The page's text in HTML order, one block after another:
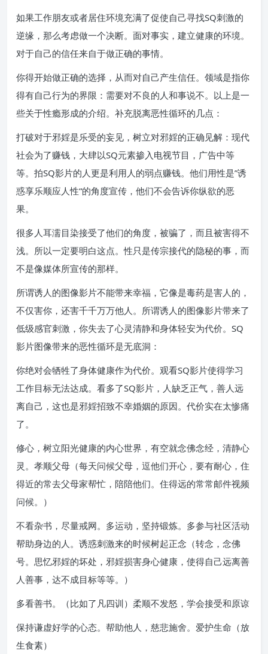
如果工作朋友或者居住环境充满了促使自己寻找SQ刺激的
逆缘，那么考虑做一个决断。面对事实，建立健康的环境。
对于自己的信任来自于做正确的事情。
你得开始做正确的选择，从而对自己产生信任。领域是指你
得有自己行为的界限：需要对不良的人和事说不。以上是一
些关于性瘾形成的介绍。补充脱离恶性循环的几点：
打破对于邪婬是乐受的妄见，树立对邪婬的正确见解：现代
社会为了赚钱，大肆以SQ元素掺入电视节目，广告中等
等。拍SQ影片的人更是利用人的弱点赚钱。他们用性是”诱
惑享乐顺应人性“的角度宣传，他们不会告诉你纵欲的恶
果。
很多人耳濡目染接受了他们的角度，被骗了，而且被害得不
浅。所以一定要明白这点。性只是传宗接代的隐秘的事，而
不是像媒体所宣传的那样。
所谓诱人的图像影片不能带来幸福，它像是毒药是害人的，
不仅害你，还害千千万万他人。所谓诱人的图像影片带来了
低级感官刺激，你失去了心灵清静和身体轻安为代价。SQ
影片图像带来的恶性循环是无底洞：
你绝对会牺牲了身体健康作为代价。观看SQ影片使得学习
工作目标无法达成。看多了SQ影片，人缺乏正气，善人远
离自己，这也是邪婬招致不幸婚姻的原因。代价实在太惨痛
了。
修心，树立阳光健康的内心世界，有空就念佛念经，清静心
灵。孝顺父母（每天问候父母，逗他们开心，要有耐心，住
得近的常去父母家帮忙，陪陪他们。住得远的常常邮件视频
问候。）
不看杂书，尽量戒网。多运动，坚持锻炼。多参与社区活动
帮助身边的人。诱惑刺激来的时候树起正念（转念，念佛
号。思忆邪婬的坏处，邪婬损害身心健康，使得自己远离善
人善事，达不成目标等等。）
多看善书。（比如了凡四训）柔顺不发怒，学会接受和原谅
保持谦虚好学的心态。帮助他人，慈悲施舍。爱护生命（放
生食素）